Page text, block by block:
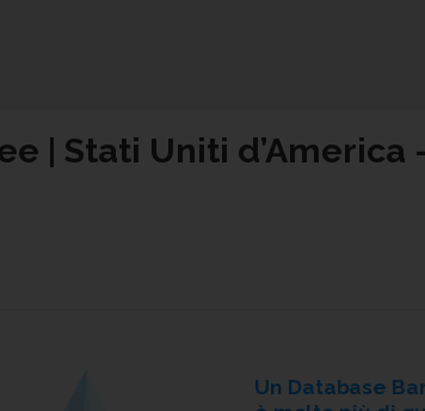
| Stati Uniti d’America
Un Database